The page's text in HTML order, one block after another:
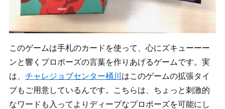
このゲームは手札のカードを使って、心にズキューーー
ンと響くプロポーズの言葉を作りあげるゲームです。実
は、 チャレジョブセンター桶川 はこのゲームの拡張タイ
プもご用意しているんです。こちらは、ちょっと刺激的
なワードも入ってよりディープなプロポーズを可能にし